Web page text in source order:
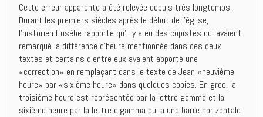
Cette erreur apparente a été relevée depuis très longtemps.
Durant les premiers siècles après le début de l’église,
l’historien Eusèbe rapporte qu’il y a eu des copistes qui avaient
remarqué la différence d’heure mentionnée dans ces deux
textes et certains d’entre eux avaient apporté une
«correction» en remplaçant dans le texte de Jean «neuvième
heure» par «sixième heure» dans quelques copies. En grec, la
troisième heure est représentée par la lettre gamma et la
sixième heure par la lettre digamma qui a une barre horizontale